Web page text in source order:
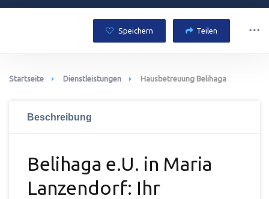
Speichern Teilen
Startseite Dienstleistungen Hausbetreuung Belihaga
Beschreibung
Belihaga e.U. in Maria
Lanzendorf: Ihr